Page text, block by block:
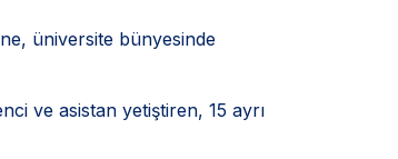
üniversite bünyesinde
ve asistan yetiştiren, 15 ayrı